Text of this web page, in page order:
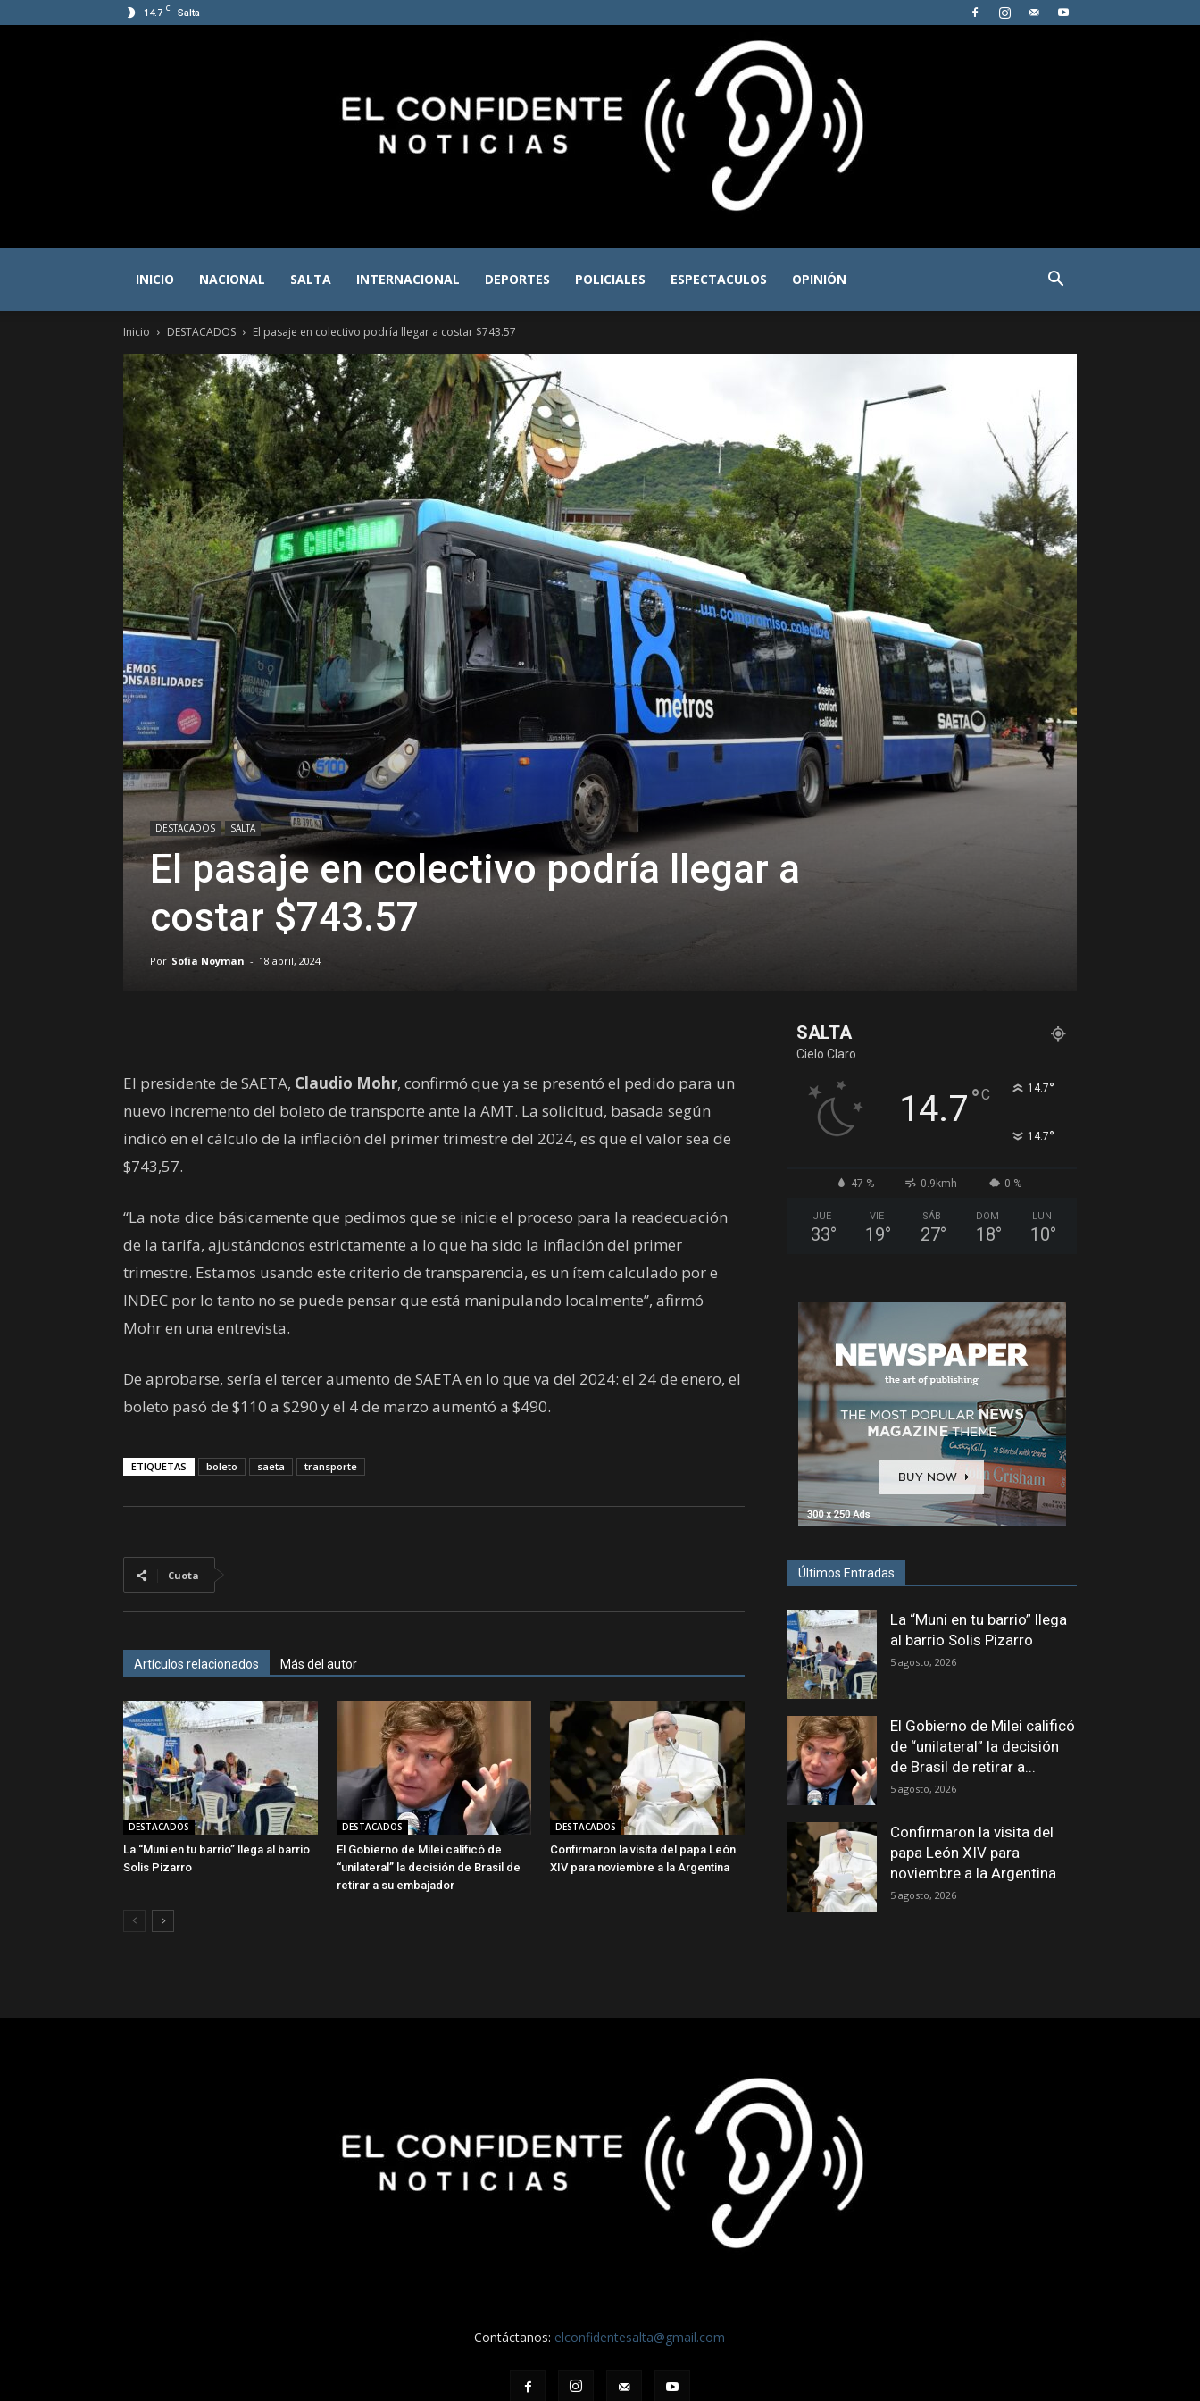
14.7 C Salta
Confidente
INICIO NACIONAL SALTA INTERNACIONAL DEPORTES POLICIALES ESPECTACULOS OPINIÓN
Inicio DESTACADOS El pasaje en colectivo podría llegar a costar $743.57
DESTACADOS SALTA
El pasaje en colectivo podría llegar a
costar $743.57
Por Sofia Noyman - 18 abril, 2024
El presidente de SAETA, Claudio Mohr, confirmó que ya se presentó el pedido para un
nuevo incremento del boleto de transporte ante la AMT. La solicitud, basada según
indicó en el cálculo de la inflación del primer trimestre del 2024, es que el valor sea de
$743,57.
“La nota dice básicamente que pedimos que se inicie el proceso para la readecuación
de la tarifa, ajustándonos estrictamente a lo que ha sido la inflación del primer
trimestre. Estamos usando este criterio de transparencia, es un ítem calculado por e
INDEC por lo tanto no se puede pensar que está manipulando localmente”, afirmó
Mohr en una entrevista.
De aprobarse, sería el tercer aumento de SAETA en lo que va del 2024: el 24 de enero, el
boleto pasó de $110 a $290 y el 4 de marzo aumentó a $490.
ETIQUETAS boleto saeta transporte
Cuota
Artículos relacionados Más del autor
DESTACADOS
La “Muni en tu barrio” llega al barrio
Solis Pizarro
DESTACADOS
El Gobierno de Milei calificó de
“unilateral” la decisión de Brasil de
retirar a su embajador
DESTACADOS
Confirmaron la visita del papa León
XIV para noviembre a la Argentina
SALTA
Cielo Claro
14.7°C 14.7°
14.7°
47 % 0.9kmh 0 %
JUE
33°
VIE
19°
SÁB
27°
DOM
18°
LUN
10°
Últimos Entradas
La “Muni en tu barrio” llega
al barrio Solis Pizarro
5 agosto, 2026
El Gobierno de Milei calificó
de “unilateral” la decisión
de Brasil de retirar a...
5 agosto, 2026
Confirmaron la visita del
papa León XIV para
noviembre a la Argentina
5 agosto, 2026
Contáctanos: elconfidentesalta@gmail.com